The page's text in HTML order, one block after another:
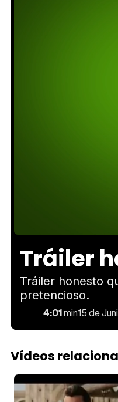
Tráiler
Tráiler honesto
pretencioso.
4:01min15 de
Vídeos